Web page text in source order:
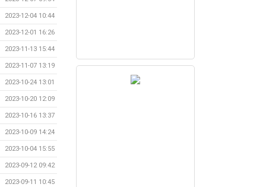
2023-12-04 10:44
2023-12-01 16:26
2023-11-13 15:44
2023-11-07 13:19
2023-10-24 13:01
2023-10-20 12:09
2023-10-16 13:37
2023-10-09 14:24
2023-10-04 15:55
2023-09-12 09:42
2023-09-11 10:45